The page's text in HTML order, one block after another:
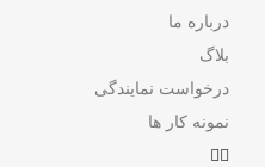
درباره ما
بلاگ
درخواست نمایندگی
نمونه کار ها